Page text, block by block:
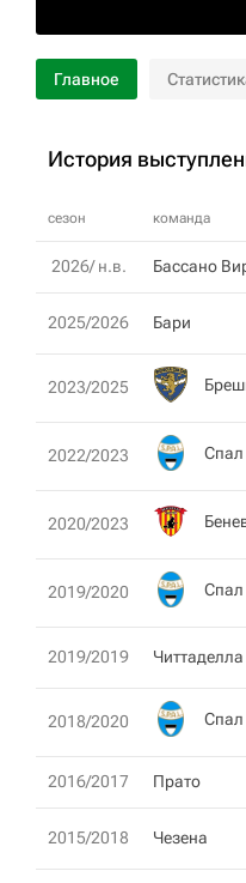
Главное
История
сезон команда
2026/ н.в. Бассано
2025/2026 Бари
2023/2025
2022/2023 Спал
2020/2023
2019/2020 Спал
2019/2019 Читтаделла
2018/2020 Спал
2016/2017 Прато
2015/2018 Чезена